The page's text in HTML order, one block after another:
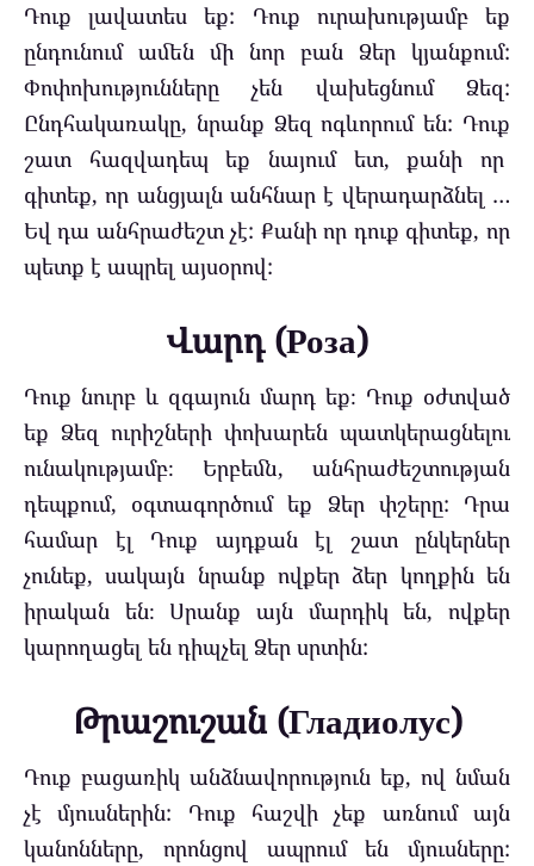
Դուք լավատես եք:
Դուք ուրախությամբ եք
ընդունում ամեն մի նոր բան Ձեր կյանքում:
Փոփոխությունները չեն վախեցնում Ձեզ:
Ընդհակառակը, նրանք Ձեզ ոգևորում են: Դուք
շատ հազվադեպ եք նայում ետ, քանի որ
գիտեք, որ անցյալն անհնար է վերադարձնել …
Եվ դա անհրաժեշտ չէ: Քանի որ դուք գիտեք, որ
պետք է ապրել այսօրով:
Վարդ (Роза)
Դուք նուրբ և զգայուն մարդ եք։ Դուք օժտված
եք Ձեզ ուրիշների փոխարեն պատկերացնելու
ունակությամբ։ Երբեմն, անհրաժեշտության
դեպքում, օգտագործում եք Ձեր փշերը: Դրա
համար էլ Դուք այդքան էլ շատ ընկերներ
չունեք, սակայն նրանք ովքեր ձեր կողքին են
իրական են։ Սրանք այն մարդիկ են, ովքեր
կարողացել են դիպչել Ձեր սրտին:
Թրաշուշան (Гладиолус)
Դուք բացառիկ անձնավորություն եք, ով նման
չէ մյուսներին:
Դուք հաշվի չեք առնում այն
կանոնները, որոնցով ապրում են մյուսները: